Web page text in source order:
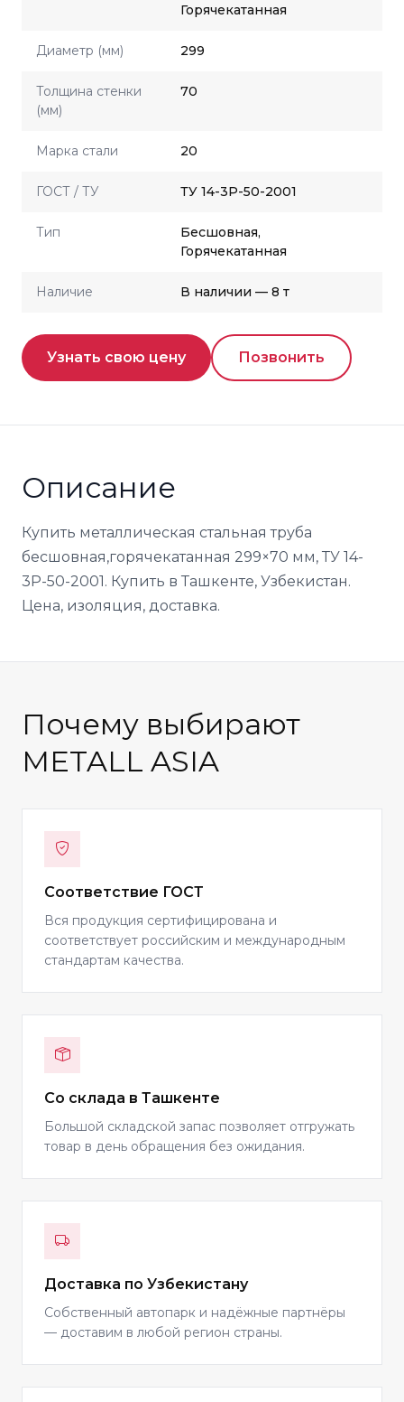
Горячекатанная
Диаметр (мм) 299
Толщина стенки
(мм)
70
Марка стали 20
ГОСТ / ТУ ТУ 14-3Р-50-2001
Тип
Бесшовная,
Горячекатанная
Наличие В наличии — 8 т
Узнать свою цену Позвонить
Описание
Купить металлическая стальная труба
бесшовная,горячекатанная 299×70 мм, ТУ 14-
3Р-50-2001. Купить в Ташкенте, Узбекистан.
Цена, изоляция, доставка.
Почему выбирают
METALL ASIA
Соответствие ГОСТ
Вся продукция сертифицирована и
соответствует российским и международным
стандартам качества.
Со склада в Ташкенте
Большой складской запас позволяет отгружать
товар в день обращения без ожидания.
Доставка по Узбекистану
Собственный автопарк и надёжные партнёры
— доставим в любой регион страны.